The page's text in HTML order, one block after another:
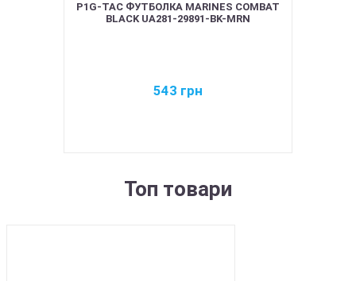
P1G-TAC ФУТБОЛКА MARINES COMBAT
BLACK UA281-29891-BK-MRN
543 грн
Топ товари